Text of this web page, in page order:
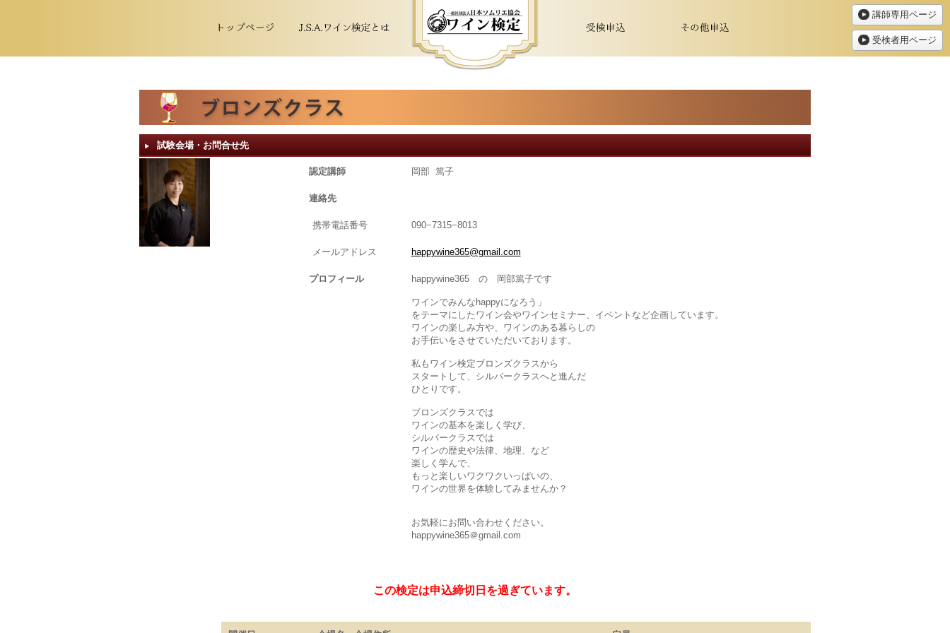
講師専用ページ
受検者用ページ
▶︎ 試験会場・お問合せ先
認定講師 岡部 篤子
連絡先
携帯電話番号 090−7315−8013
メールアドレス happywine365@gmail.com
プロフィール happywine365 の 岡部篤子です
ワインでみんなhappyになろう」
をテーマにしたワイン会やワインセミナー、イベントなど企画しています。
ワインの楽しみ方や、ワインのある暮らしの
お手伝いをさせていただいております。
私もワイン検定ブロンズクラスから
スタートして、シルバークラスへと進んだ
ひとりです。
ブロンズクラスでは
ワインの基本を楽しく学び、
シルバークラスでは
ワインの歴史や法律、地理、など
楽しく学んで、
もっと楽しいワクワクいっぱいの、
ワインの世界を体験してみませんか？
お気軽にお問い合わせください。
happywine365＠gmail.com
この検定は申込締切日を過ぎています。